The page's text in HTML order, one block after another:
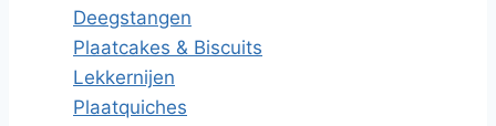
Deegstangen
Plaatcakes & Biscuits
Lekkernijen
Plaatquiches